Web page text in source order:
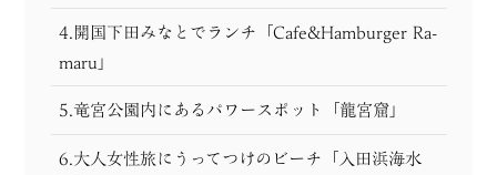
4.開国下田みなとでランチ「Cafe&Hamburger Ra-
maru」
5.竜宮公園内にあるパワースポット「龍宮窟」
6.大人女性旅にうってつけのビーチ「入田浜海水